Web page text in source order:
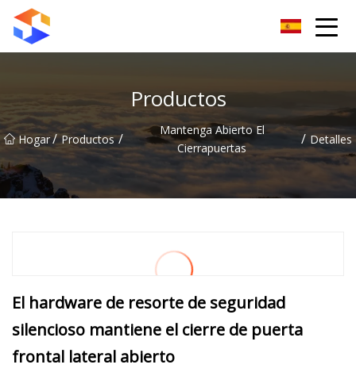
Productos
Hogar/ Productos /
Mantenga Abierto El
Cierrapuertas
/ Detalles
El hardware de resorte de seguridad
silencioso mantiene el cierre de puerta
frontal lateral abierto